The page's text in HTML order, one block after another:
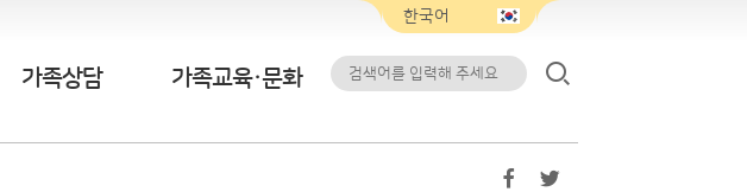
가족상담 가족교육·문화